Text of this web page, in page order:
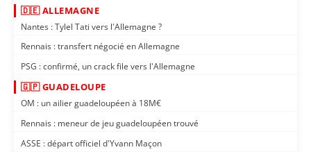
🇩🇪 ALLEMAGNE
Nantes : Tylel Tati vers l'Allemagne ?
Rennais : transfert négocié en Allemagne
PSG : confirmé, un crack file vers l'Allemagne
🇬🇵 GUADELOUPE
OM : un ailier guadeloupéen à 18M€
Rennais : meneur de jeu guadeloupéen trouvé
ASSE : départ officiel d'Yvann Maçon